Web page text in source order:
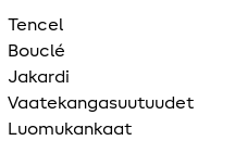
Tencel
Bouclé
Jakardi
Vaatekangasuutuudet
Luomukankaat